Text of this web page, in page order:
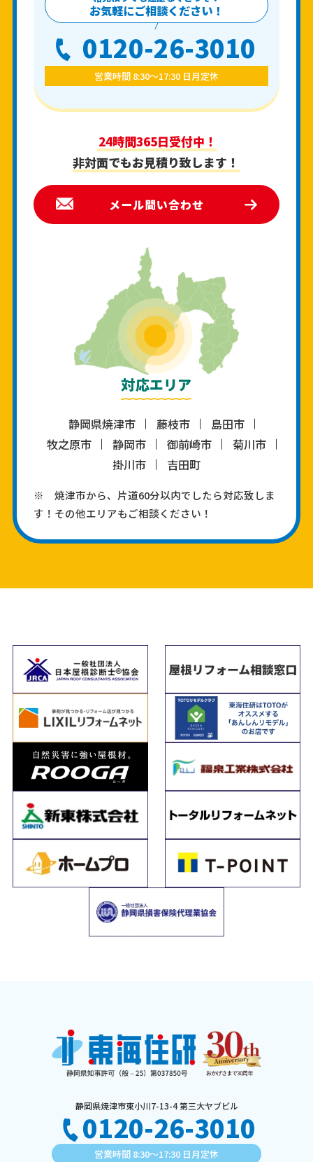
お気軽にご相談ください！
0120-26-3010
営業時間 8:30〜17:30 日月定休
24時間365日受付中！
非対面でもお見積り致します！
メール問い合わせ
対応エリア
静岡県焼津市 藤枝市
島田市
牧之原市
静岡市 御前崎市
菊川市
掛川市
吉田町
※ 焼津市から、片道60分以内でしたら対応致しま
す！その他エリアもご相談ください！
静岡県焼津市東小川7-13-4 第三大ヤブビル
0120-26-3010
営業時間 8:30〜17:30 日月定休